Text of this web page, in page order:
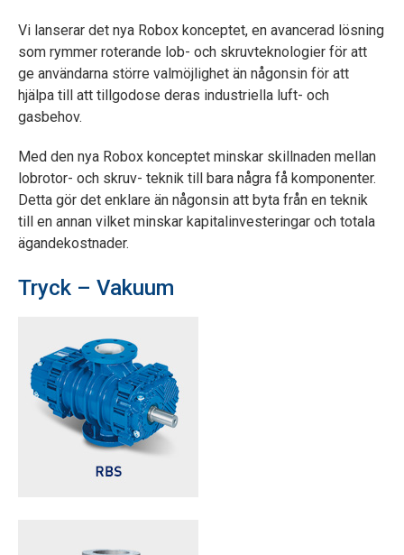
Vi lanserar det nya Robox konceptet, en avancerad lösning
som rymmer roterande lob- och skruvteknologier för att
ge användarna större valmöjlighet än någonsin för att
hjälpa till att tillgodose deras industriella luft- och
gasbehov.
Med den nya Robox konceptet minskar skillnaden mellan
lobrotor- och skruv- teknik till bara några få komponenter.
Detta gör det enklare än någonsin att byta från en teknik
till en annan vilket minskar kapitalinvesteringar och totala
ägandekostnader.
Tryck – Vakuum